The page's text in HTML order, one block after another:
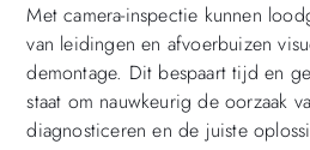
Met camera-inspectie kunnen
van leidingen en afvoerbuizen
demontage. Dit bespaart tijd en
staat om nauwkeurig de oorzaak
diagnosticeren en de juiste